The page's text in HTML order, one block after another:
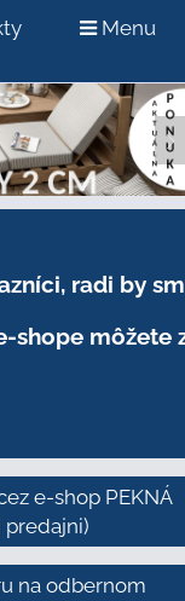
Menu
radi by
shope môžete
e-shop PEKNÁ
predajni)
na odbernom